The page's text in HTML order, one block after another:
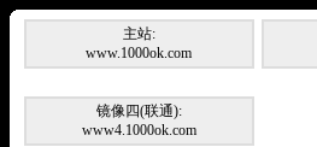
主站:
www.1000ok.com
镜像四(联通):
www4.1000ok.com